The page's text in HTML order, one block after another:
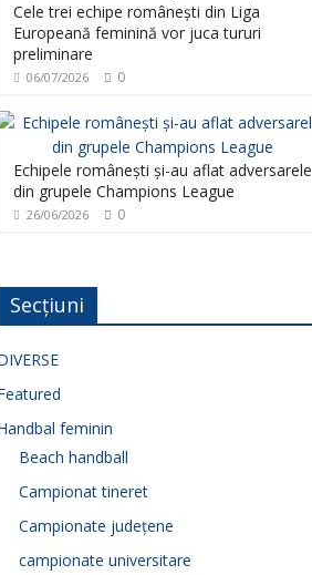
Cele trei echipe românești din Liga
Europeană feminină vor juca tururi
preliminare
06/07/2026 0
Echipele românești și-au aflat adversarele
din grupele Champions League
26/06/2026 0
Secțiuni
feminin
Beach handball
Campionat tineret
Campionate județene
campionate universitare